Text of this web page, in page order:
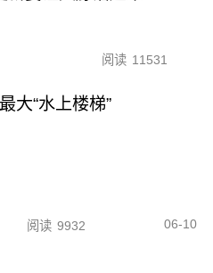
阅读 11531
大“水上楼梯”
阅读 9932 06-10